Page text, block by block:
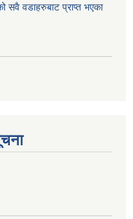
सवै वडाहरुबाट प्राप्त भएका